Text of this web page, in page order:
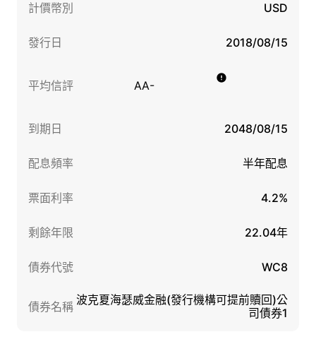
計價幣別 USD
發行日 2018/08/15
平均信評 AA-
到期日 2048/08/15
配息頻率 半年配息
票面利率 4.2%
剩餘年限 22.04年
債券代號 WC8
債券名稱 波克夏海瑟威金融(發行機構可提前贖回)公
司債券1